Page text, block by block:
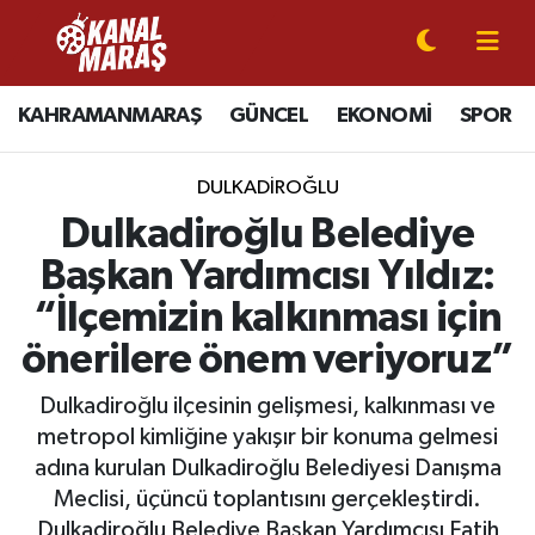
KAHRAMANMARAŞ GÜNCEL EKONOMİ SPOR
DULKADİROĞLU
Dulkadiroğlu Belediye
Başkan Yardımcısı Yıldız:
“İlçemizin kalkınması için
önerilere önem veriyoruz”
Dulkadiroğlu ilçesinin gelişmesi, kalkınması ve
metropol kimliğine yakışır bir konuma gelmesi
adına kurulan Dulkadiroğlu Belediyesi Danışma
Meclisi, üçüncü toplantısını gerçekleştirdi.
Dulkadiroğlu Belediye Başkan Yardımcısı Fatih
CANLI YAYIN
KAHRAMANMARAŞ
SPOR
SİYASET
EKONOMİ
GÜNDEM
MAGAZİN
Kahramanmaraş Nöbetçi Eczaneler
Kahramanmaraş Hava Durumu
Kahramanmaraş Namaz Vakitleri
Kahramanmaraş Trafik Yoğunluk Haritası
Süper Lig Puan Durumu ve Fikstür
Tüm Manşetler
Son Dakika Haberleri
Haber Arşivi